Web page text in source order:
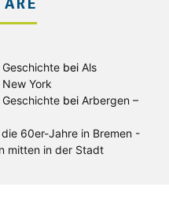
bei Als
York
bei Arbergen –
60er-Jahre in Bremen -
mitten in der Stadt